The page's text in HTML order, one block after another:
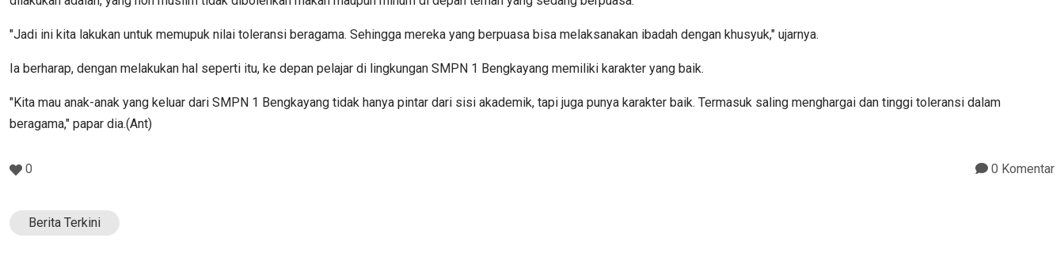
"Jadi ini kita lakukan untuk memupuk nilai toleransi beragama. Sehingga mereka yang berpuasa bisa melaksanakan ibadah dengan khusyuk," ujarnya.
Ia berharap, dengan melakukan hal seperti itu, ke depan pelajar di lingkungan SMPN 1 Bengkayang memiliki karakter yang baik.
"Kita mau anak-anak yang keluar dari SMPN 1 Bengkayang tidak hanya pintar dari sisi akademik, tapi juga punya karakter baik. Termasuk saling menghargai dan tinggi toleransi dalam
beragama," papar dia.(Ant)
0 0 Komentar
Berita Terkini